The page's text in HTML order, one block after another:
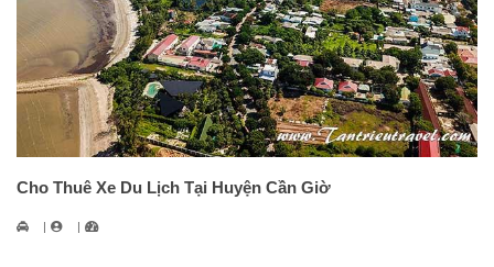
Cho Thuê Xe Du Lịch Tại Huyện Cần Giờ